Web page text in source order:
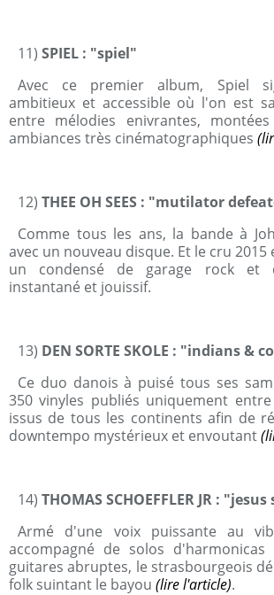
11) SPIEL : "spiel"
Avec ce premier album, Spiel
ambitieux et accessible où l'on est
entre mélodies enivrantes,
ambiances très cinématographiques
12) THEE OH SEES : "mutilator
Comme tous les ans, la bande à
avec un nouveau disque. Et le cru 2015
un condensé de garage rock et
instantané et jouissif.
13) DEN SORTE SKOLE : "indians &
Ce duo danois à puisé tous ses
350 vinyles publiés uniquement
issus de tous les continents afin de
downtempo mystérieux et envoutant
14) THOMAS SCHOEFFLER JR :
Armé d'une voix puissante au
accompagné de solos
guitares abruptes, le strasbourgeois
folk suintant le bayou (lire l'article).